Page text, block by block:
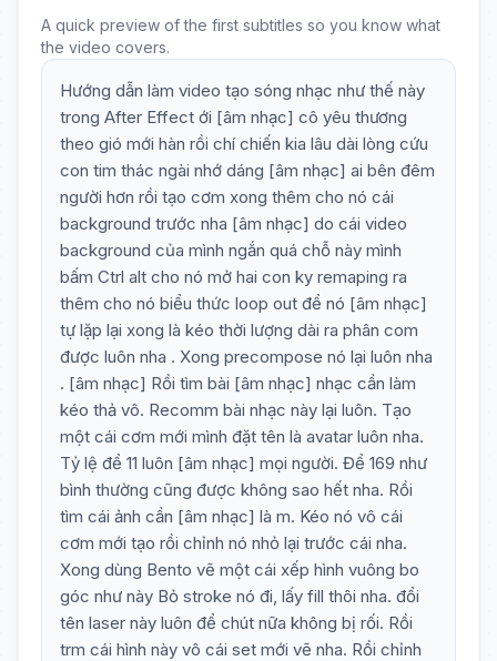
A quick preview of the first subtitles so you know what
the video covers.
Hướng dẫn làm video tạo sóng nhạc như thế này
trong After Effect ới [âm nhạc] cô yêu thương
theo gió mới hàn rồi chí chiến kia lâu dài lòng cứu
con tim thác ngài nhớ dáng [âm nhạc] ai bên đêm
người hơn rồi tạo cơm xong thêm cho nó cái
background trước nha [âm nhạc] do cái video
background của mình ngắn quá chỗ này mình
bấm Ctrl alt cho nó mở hai con ky remaping ra
thêm cho nó biểu thức loop out để nó [âm nhạc]
tự lặp lại xong là kéo thời lượng dài ra phân com
được luôn nha . Xong precompose nó lại luôn nha
. [âm nhạc] Rồi tìm bài [âm nhạc] nhạc cần làm
kéo thả vô. Recomm bài nhạc này lại luôn. Tạo
một cái cơm mới mình đặt tên là avatar luôn nha.
Tỷ lệ để 11 luôn [âm nhạc] mọi người. Để 169 như
bình thường cũng được không sao hết nha. Rồi
tìm cái ảnh cần [âm nhạc] là m. Kéo nó vô cái
cơm mới tạo rồi chỉnh nó nhỏ lại trước cái nha.
Xong dùng Bento vẽ một cái xếp hình vuông bo
góc như này Bỏ stroke nó đi, lấy fill thôi nha. đổi
tên laser này luôn để chút nữa không bị rối. Rồi
trm cái hình này vô cái set mới vẽ nha. Rồi chỉnh